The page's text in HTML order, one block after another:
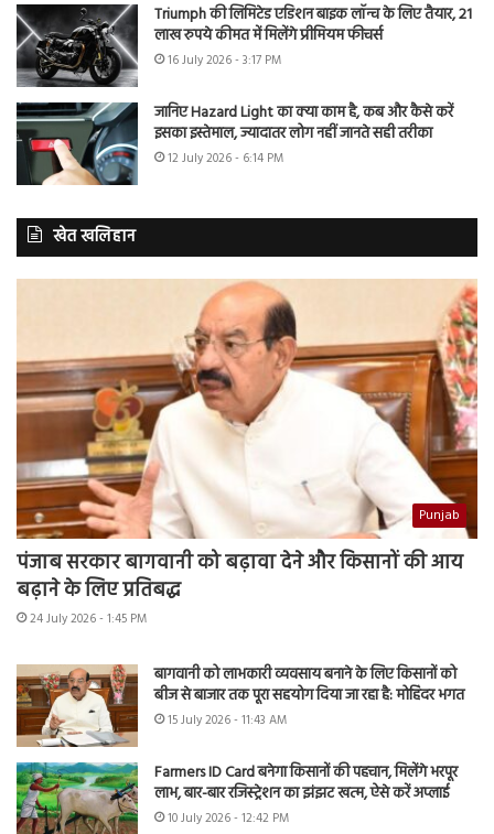
Triumph की लिमिटेड एडिशन बाइक लॉन्च के लिए तैयार, 21
लाख रुपये कीमत में मिलेंगे प्रीमियम फीचर्स
16 July 2026 - 3:17 PM
जानिए Hazard Light का क्या काम है, कब और कैसे करें
इसका इस्तेमाल, ज्यादातर लोग नहीं जानते सही तरीका
12 July 2026 - 6:14 PM
खेत खलिहान
Punjab
पंजाब सरकार बागवानी को बढ़ावा देने और किसानों की आय
बढ़ाने के लिए प्रतिबद्ध
24 July 2026 - 1:45 PM
बागवानी को लाभकारी व्यवसाय बनाने के लिए किसानों को
बीज से बाजार तक पूरा सहयोग दिया जा रहा है: मोहिंदर भगत
15 July 2026 - 11:43 AM
Farmers ID Card बनेगा किसानों की पहचान, मिलेंगे भरपूर
लाभ, बार-बार रजिस्ट्रेशन का झंझट खत्म, ऐसे करें अप्लाई
10 July 2026 - 12:42 PM